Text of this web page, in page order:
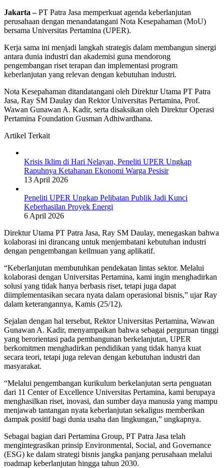
Jakarta –PT Patra Jasa memperkuat agenda keberlanjutan
perusahaan dengan menandatangani Nota Kesepahaman (MoU)
bersama Universitas Pertamina (UPER).
Kerja sama ini menjadi langkah strategis dalam membangun sinergi
antara dunia industri dan akademisi guna mendorong
pengembangan riset terapan dan implementasi program
keberlanjutan yang relevan dengan kebutuhan industri.
Nota Kesepahaman ditandatangani oleh Direktur Utama PT Patra
Jasa, Ray SM Daulay dan Rektor Universitas Pertamina, Prof.
Wawan Gunawan A. Kadir, serta disaksikan oleh Direktur Operasi
Pertamina Foundation Gusman Adhiwardhana.
Artikel Terkait
Krisis Iklim di Hari Nelayan, Peneliti UPER Ungkap
Rapuhnya Ketahanan Ekonomi Warga Pesisir
13 April 2026
Peneliti UPER Ungkap Pelibatan Publik Jadi Kunci
Keberhasilan Proyek Energi
6 April 2026
Direktur Utama PT Patra Jasa, Ray SM Daulay, menegaskan bahwa
kolaborasi ini dirancang untuk menjembatani kebutuhan industri
dengan pengembangan keilmuan yang aplikatif.
“Keberlanjutan membutuhkan pendekatan lintas sektor. Melalui
kolaborasi dengan Universitas Pertamina, kami ingin menghadirkan
solusi yang tidak hanya berbasis riset, tetapi juga dapat
diimplementasikan secara nyata dalam operasional bisnis,” ujar Ray
dalam keterangannya, Kamis (25/12).
Sejalan dengan hal tersebut, Rektor Universitas Pertamina, Wawan
Gunawan A. Kadir, menyampaikan bahwa sebagai perguruan tinggi
yang berorientasi pada pembangunan berkelanjutan, UPER
berkomitmen menghadirkan pendidikan yang tidak hanya kuat
secara teori, tetapi juga relevan dengan kebutuhan industri dan
masyarakat.
“Melalui pengembangan kurikulum berkelanjutan serta penguatan
dari 11 Center of Excellence Universitas Pertamina, kami berupaya
menghasilkan riset, inovasi, dan sumber daya manusia yang mampu
menjawab tantangan nyata keberlanjutan sekaligus memberikan
dampak positif bagi dunia usaha dan lingkungan,” ungkapnya.
Sebagai bagian dari Pertamina Group, PT Patra Jasa telah
mengintegrasikan prinsip Environmental, Social, and Governance
(ESG) ke dalam strategi bisnis jangka panjang perusahaan melalui
roadmap keberlanjutan hingga tahun 2030.